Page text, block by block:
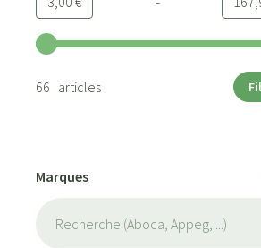
Utilisez les touches fléchées gauche
66 articles
Marques